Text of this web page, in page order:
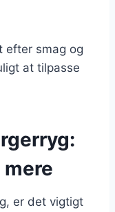
efter smag og
at tilpasse
er det vigtigt